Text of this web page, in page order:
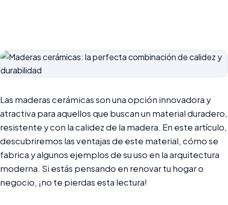
Las maderas cerámicas son una opción innovadora y
atractiva para aquellos que buscan un material duradero,
resistente y con la calidez de la madera. En este artículo,
descubriremos las ventajas de este material, cómo se
fabrica y algunos ejemplos de su uso en la arquitectura
moderna. Si estás pensando en renovar tu hogar o
negocio, ¡no te pierdas esta lectura!